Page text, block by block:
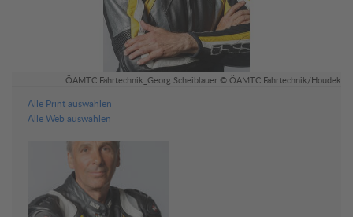
ÖAMTC Fahrtechnik_Georg Scheiblauer © ÖAMTC Fahrtechnik/Houdek
Alle Print auswählen
Alle Web auswählen